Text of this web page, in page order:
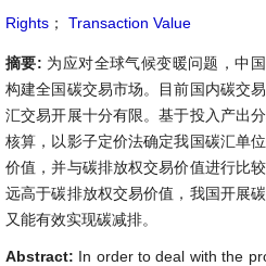
Rights ； Transaction Value
摘要: 为应对全球气候变暖问题，中
构建全国碳交易市场。目前国内碳交
汇交易开展十分有限。基于投入产出
核算，以影子定价法确定我国碳汇单
价值，并与碳排放权交易价值进行比
远高于碳排放权交易价值，我国开展
又能有效实现碳减排。
Abstract: In order to deal with the